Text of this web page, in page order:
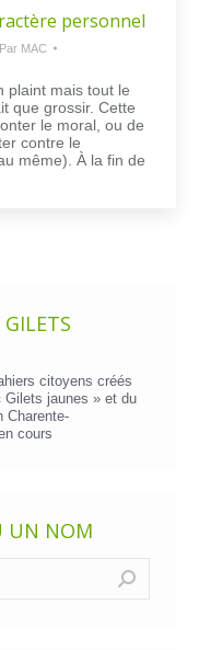
personnel
Par MAC
plaint mais tout le
que grossir. Cette
le moral, ou de
contre le
même). À la fin de
GILETS
citoyens créés
Gilets jaunes » et du
Charente-
cours
UN NOM